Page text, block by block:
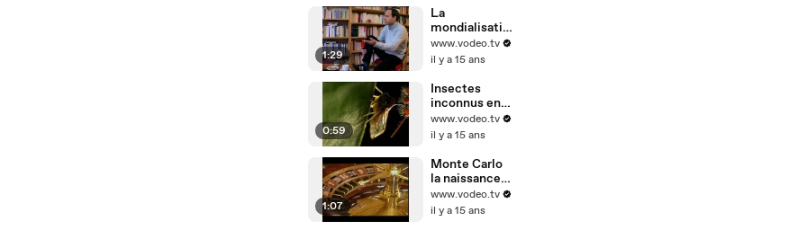
1:29
La
mondialisatio
n vue par les
patrons
www.vodeo.tv
il y a 15 ans
0:59
Insectes
inconnus en
Amazonie
www.vodeo.tv
il y a 15 ans
1:07
Monte Carlo
la naissance
d'un mythe
www.vodeo.tv
il y a 15 ans